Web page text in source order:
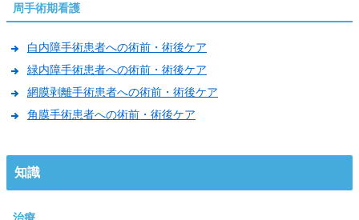
周手術期看護
白内障手術患者への術前・術後ケア
緑内障手術患者への術前・術後ケア
網膜剥離手術患者への術前・術後ケア
角膜手術患者への術前・術後ケア
知識
治療